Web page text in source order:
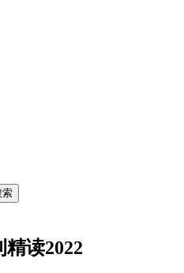
索
读2022